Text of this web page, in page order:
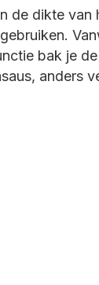
de dikte van
bak je
anders